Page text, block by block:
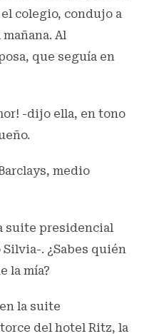
colegio, condujo a
Al
que seguía en
-dijo ella, en tono
medio
suite presidencial
. ¿Sabes quién
la mía?
la suite
del hotel Ritz, la